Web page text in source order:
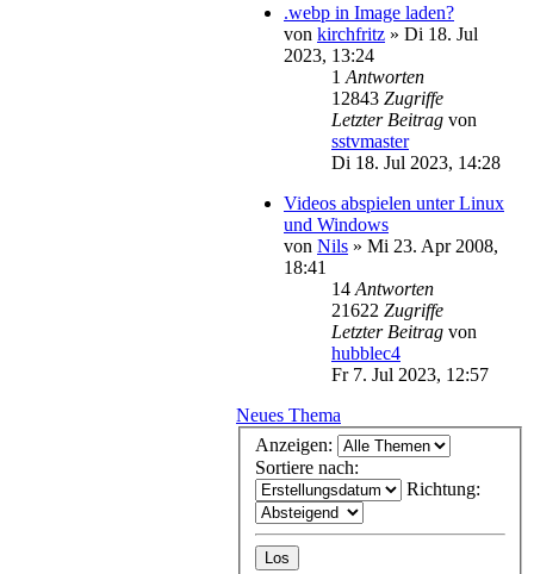
.webp in Image laden?
von kirchfritz » Di 18. Jul
2023, 13:24
1 Antworten
12843 Zugriffe
Letzter Beitrag von
sstvmaster
Di 18. Jul 2023, 14:28
Videos abspielen unter Linux
und Windows
von Nils » Mi 23. Apr 2008,
18:41
14 Antworten
21622 Zugriffe
Letzter Beitrag von
hubblec4
Fr 7. Jul 2023, 12:57
Neues Thema
Anzeigen:
Sortiere nach:
Richtung: